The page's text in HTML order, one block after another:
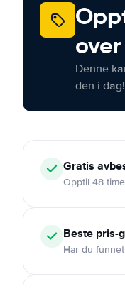
Denne
den i dag!
Gratis
Opptil 48
Beste pris-
Har du